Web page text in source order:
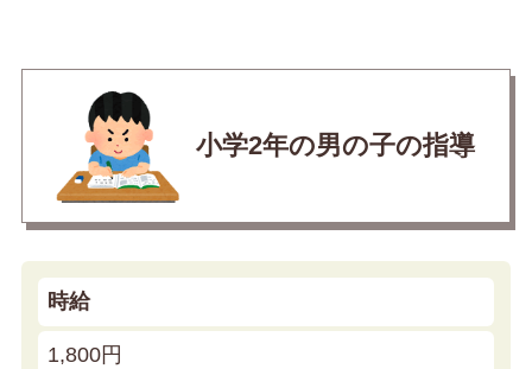
小学2年の男の子の指導
時給
1,800円